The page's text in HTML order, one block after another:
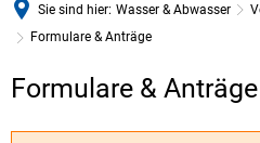
Sie sind hier: Wasser & Abwasser
Formulare & Anträge
Formulare
&
Formulare & Anträge